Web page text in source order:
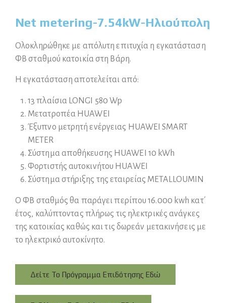
Net metering-7.54kW-Ηλιούπολη
Ολοκληρώθηκε με απόλυτη επιτυχία η εγκατάσταση
ΦΒ σταθμού κατοικία στη Βάρη.
Η εγκατάσταση αποτελείται από:
13 πλαίσια LONGI 580 Wp
Μετατροπέα HUAWEI
Έξυπνο μετρητή ενέργειας HUAWEI SMART
METER
Σύστημα αποθήκευσης HUAWEI 10 kWh
Φορτιστής αυτοκινήτου HUAWEI
Σύστημα στήριξης της εταιρείας METALLOUMIN
Ο ΦΒ σταθμός θα παράγει περίπου 16.000 kwh κατ΄
έτος, καλύπτοντας πλήρως τις ηλεκτρικές ανάγκες
της κατοικίας καθώς και τις δωρεάν μετακινήσεις με
το ηλεκτρικό αυτοκίνητο.
Δείτε Το Πρόγραμμα Επιδότησης Εδώ